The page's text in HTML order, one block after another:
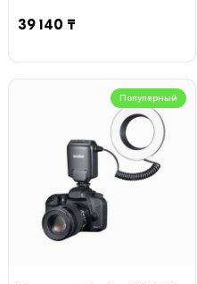
39 140 ₸
Популярный